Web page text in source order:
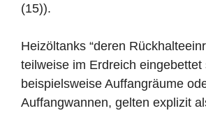
(15)).
Heizöltanks “deren
teilweise im Erdreich eingebettet
beispielsweise Auffangräume
Auffangwannen, gelten explizit